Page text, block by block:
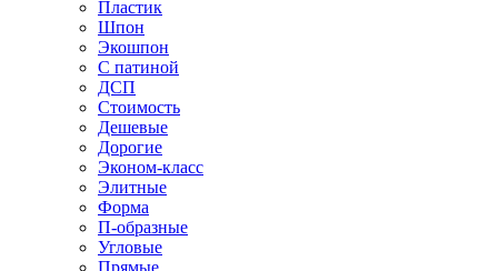
Пластик
Шпон
Экошпон
С патиной
ДСП
Стоимость
Дешевые
Дорогие
Эконом-класс
Элитные
Форма
П-образные
Угловые
Прямые